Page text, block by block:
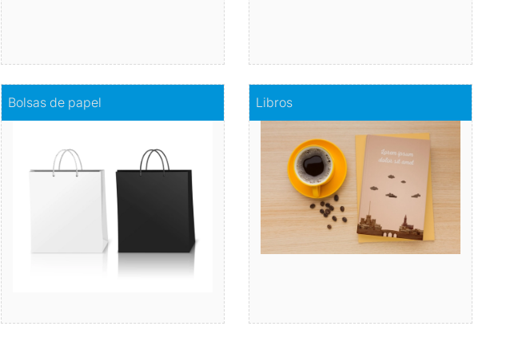
Bolsas de papel
Comprar
Comprar
Libros
Capta el interés del lector con nuestra
ayuda rápida y segura.
Comprar
Comprar